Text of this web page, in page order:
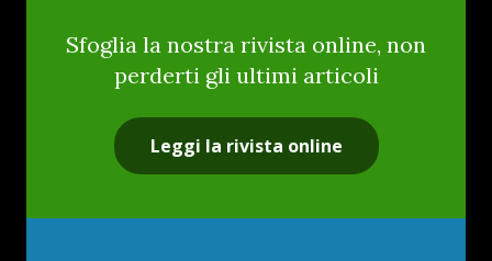
Sfoglia la nostra rivista online, non
perderti gli ultimi articoli
Leggi la rivista online